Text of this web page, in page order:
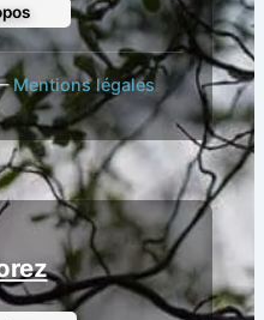
Mentions légales